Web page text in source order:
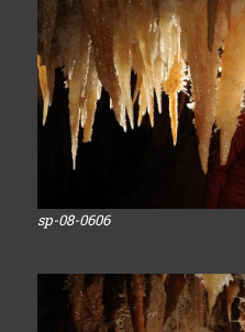
sp-08-0606